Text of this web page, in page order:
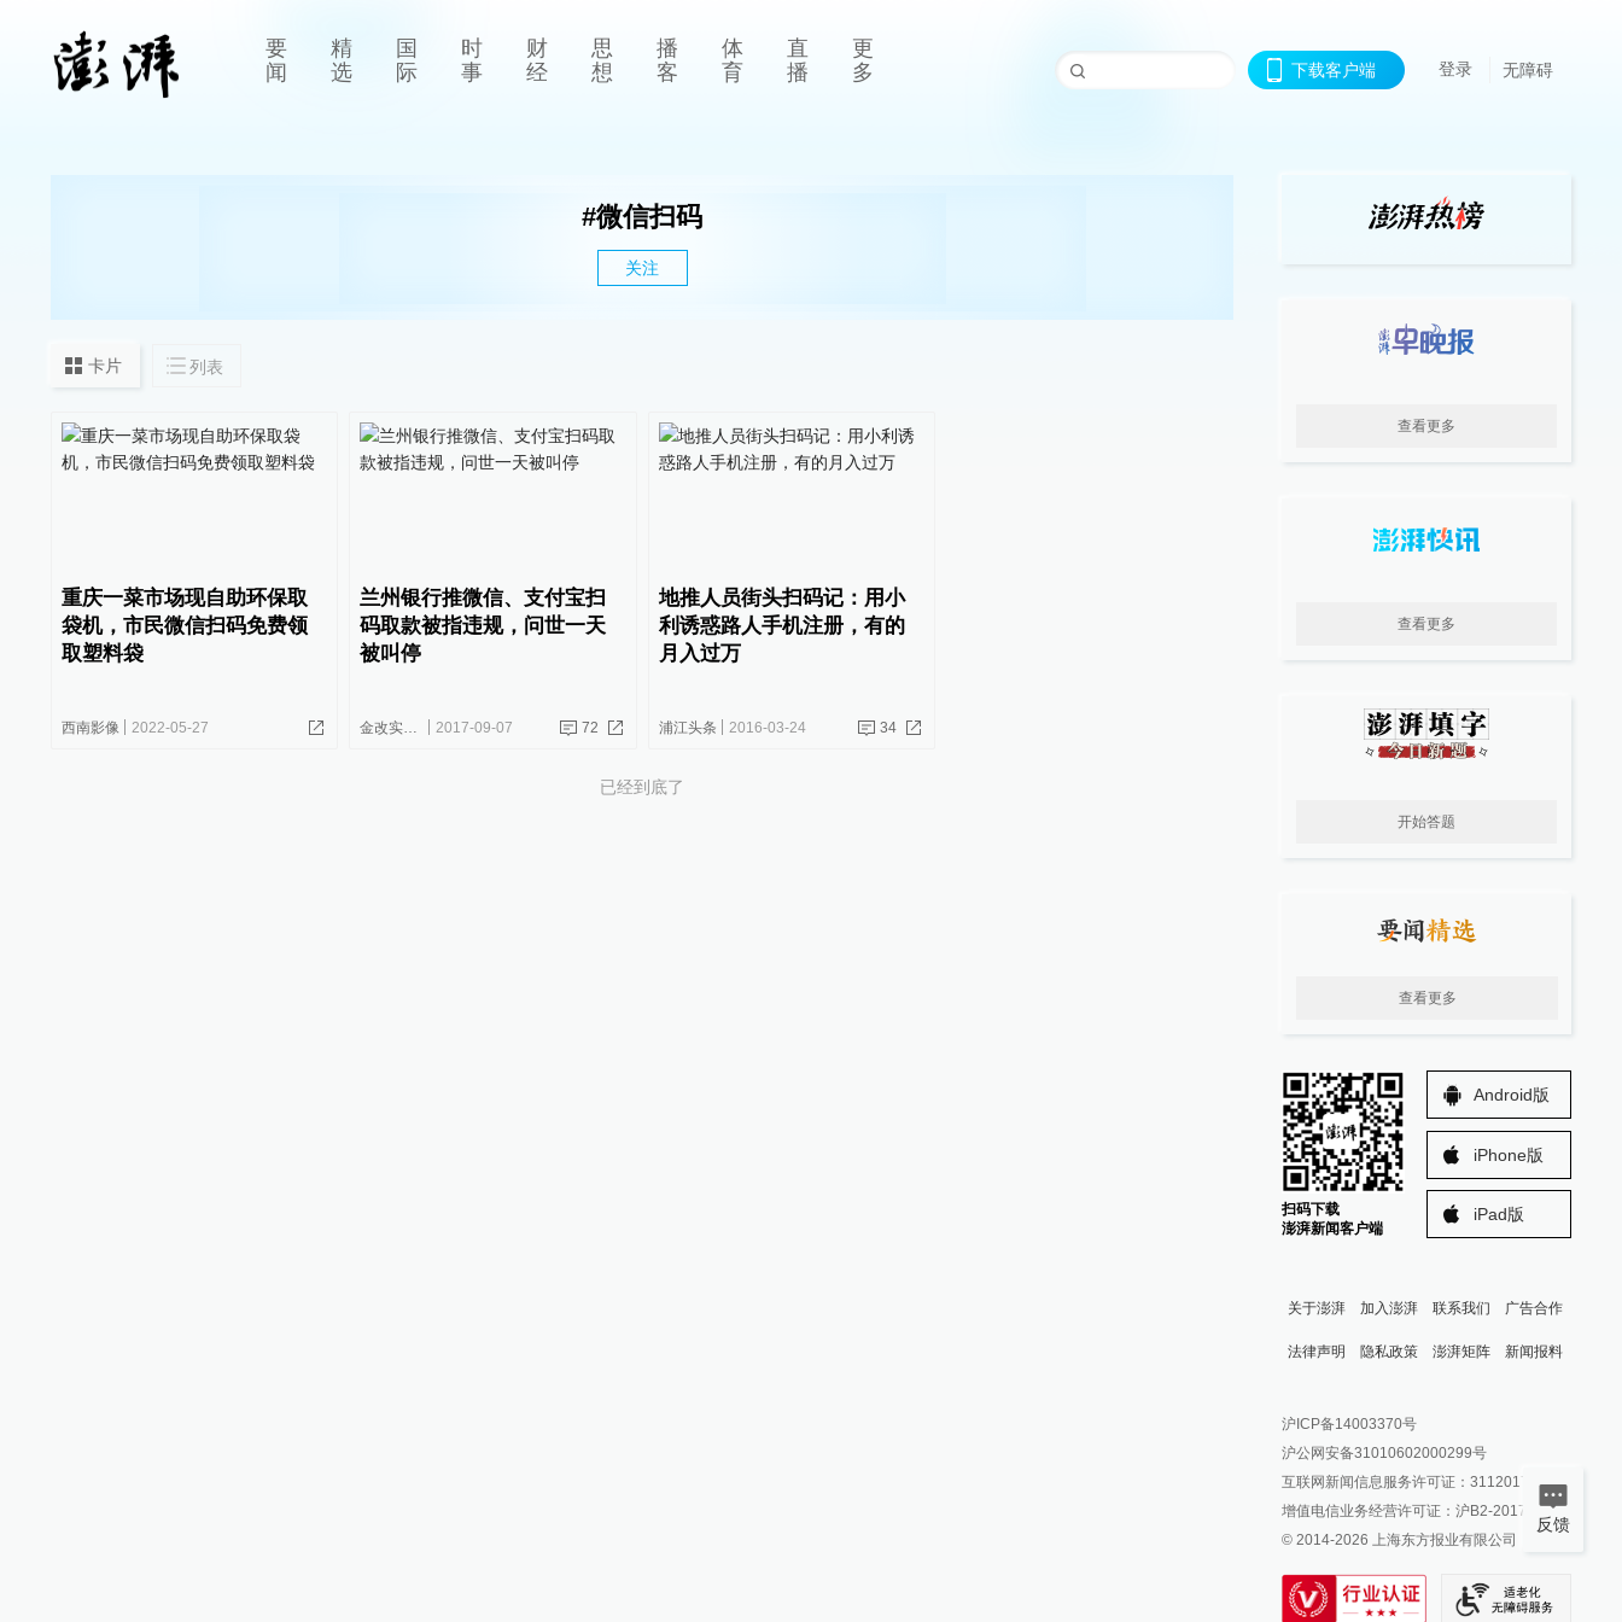
要
闻
精
选
国
际
时
事
财
经
思
想
播
客
体
育
直
播
更
多
下载客户端 登录 无障碍
#微信扫码
关注
卡片 列表
重庆一菜市场现自助环保取
袋机，市民微信扫码免费领
取塑料袋
西南影像 2022-05-27
兰州银行推微信、支付宝扫
码取款被指违规，问世一天
被叫停
金改实验室 2017-09-07 72
地推人员街头扫码记：用小
利诱惑路人手机注册，有的
月入过万
浦江头条 2016-03-24 34
已经到底了
查看更多
查看更多
开始答题
查看更多
扫码下载
澎湃新闻客户端
Android版
iPhone版
iPad版
关于澎湃 加入澎湃 联系我们 广告合作
法律声明 隐私政策 澎湃矩阵
澎湃新闻公众号
澎湃新闻抖音号
派生万物开放平台
IP SHANGHAI
SIXTH TONE
新闻报料
报料邮箱: news@thepaper.cn
沪ICP备14003370号
沪公网安备31010602000299号
互联网新闻信息服务许可证：31120170006
增值电信业务经营许可证：沪B2-2017116
© 2014-2026 上海东方报业有限公司
反馈